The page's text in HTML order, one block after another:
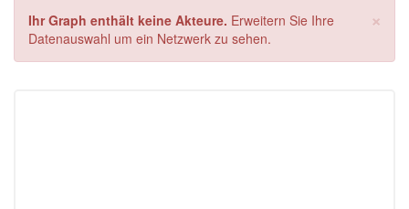
×
Ihr Graph enthält keine Akteure. Erweitern Sie Ihre
Datenauswahl um ein Netzwerk zu sehen.